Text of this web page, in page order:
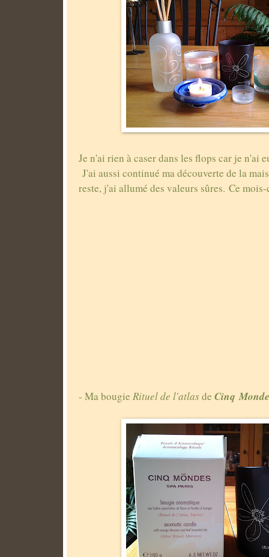
Je n'ai rien à caser dans les flops car je n'ai
J'ai aussi continué ma découverte de la
reste, j'ai allumé des valeurs sûres. Ce
- Ma bougie Rituel de l'atlasde Cinq